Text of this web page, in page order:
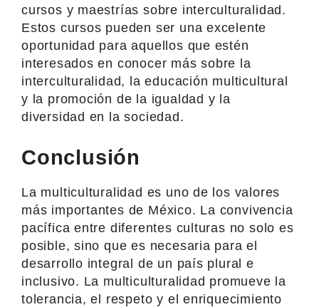
cursos y maestrías sobre interculturalidad.
Estos cursos pueden ser una excelente
oportunidad para aquellos que estén
interesados en conocer más sobre la
interculturalidad, la educación multicultural
y la promoción de la igualdad y la
diversidad en la sociedad.
Conclusión
La multiculturalidad es uno de los valores
más importantes de México. La convivencia
pacífica entre diferentes culturas no solo es
posible, sino que es necesaria para el
desarrollo integral de un país plural e
inclusivo. La multiculturalidad promueve la
tolerancia, el respeto y el enriquecimiento